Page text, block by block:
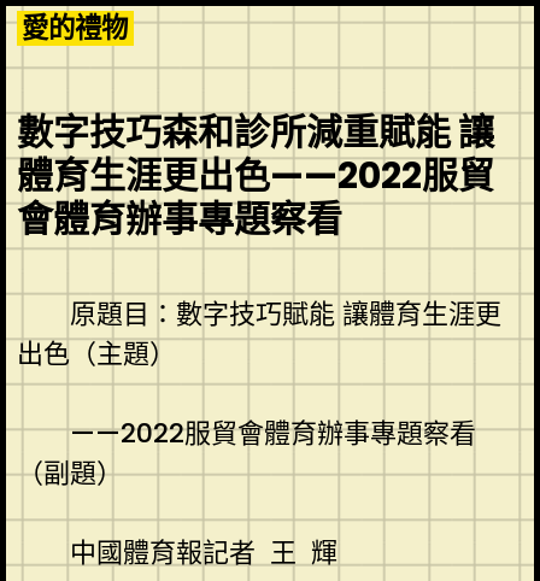
Skip
to
content
愛的禮物
數字技巧森和診所減重賦能 讓
體育生涯更出色——2022服貿
會體育辦事專題察看
原題目：數字技巧賦能 讓體育生涯更
出色（主題）
——2022服貿會體育辦事專題察看
（副題）
中國體育報記者 王 輝